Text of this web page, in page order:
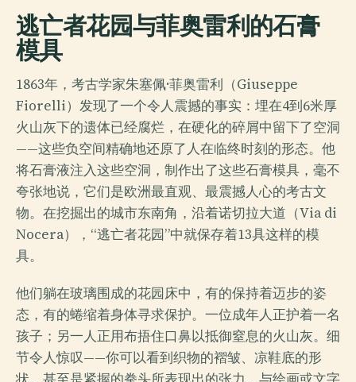
逃亡者花园与菲奥雷利的石膏
模具
1863年，考古学家朱塞佩·菲奥雷利（Giuseppe
Fiorelli）发现了一个令人震撼的事实：埋在4到6米厚
火山灰下的遗体已经腐烂，在硬化的碎屑中留下了空洞
——这些负空间精确地还原了人在临终时刻的形态。他
将石膏液注入这些空洞，制作出了这些石膏模具，毫不
夸张地说，它们是欧洲最直观、最震撼人心的考古文
物。在挖掘出的城市东南角，沿着诺切拉大道（Via di
Nocera），“逃亡者花园”中就保存着13具这样的模
具。
他们躺在玻璃围成的花园床中，有的保持着迈步的姿
态，有的蜷缩着身体寻求保护。一位成年人正护着一名
孩子；另一人正用布捂住口鼻以抵御窒息的火山灰。细
节令人惊叹——你可以看到织物的褶皱、凉鞋底的形